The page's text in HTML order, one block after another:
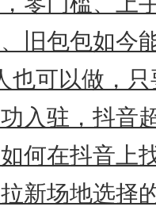
旧包包如今
也可以做，
入驻，抖音
何在抖音上
新场地选择